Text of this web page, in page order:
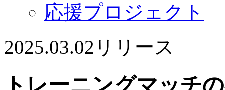
応援プロジェクト
2025.03.02 リリース
トレーニングマッチ